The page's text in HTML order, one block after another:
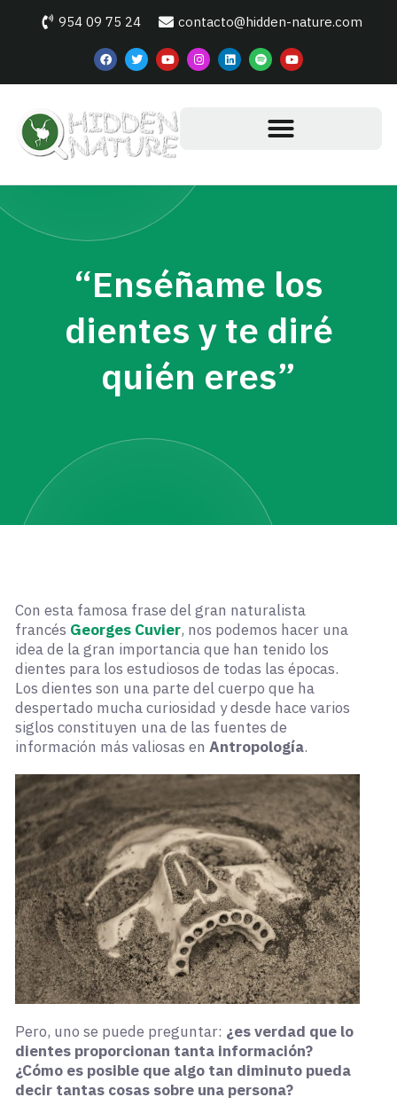
954 09 75 24 contacto@hidden-nature.com
“Enséñame los
dientes y te diré
quién eres”
Con esta famosa frase del gran naturalista
francés Georges Cuvier, nos podemos hacer una
idea de la gran importancia que han tenido los
dientes para los estudiosos de todas las épocas.
Los dientes son una parte del cuerpo que ha
despertado mucha curiosidad y desde hace varios
siglos constituyen una de las fuentes de
información más valiosas en Antropología.
Pero, uno se puede preguntar: ¿es verdad que lo
dientes proporcionan tanta información?
¿Cómo es posible que algo tan diminuto pueda
decir tantas cosas sobre una persona?